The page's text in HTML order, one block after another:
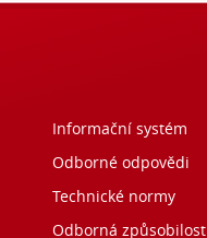
Informační systém
Odborné odpovědi
Technické normy
Odborná způsobilost